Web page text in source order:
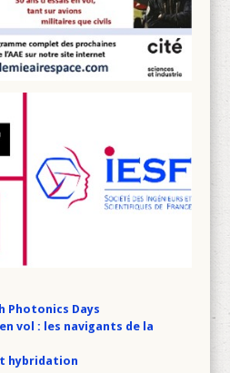
Photonics Days
vol : les navigants de la
hybridation